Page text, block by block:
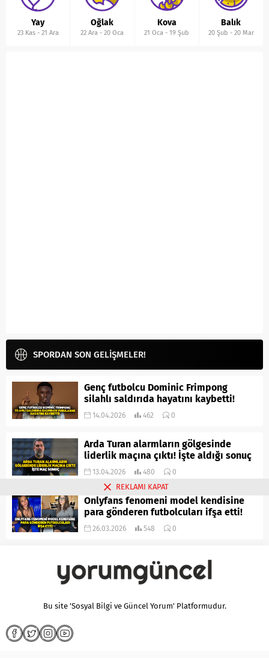
Yay
23 Kas- 21 Ara
Oğlak
22 Ara -20 Oca
Kova
21 Oca -19 Şub
Balık
20 Şub - 20 Mar
SPORDAN SON GELİŞMELER!
Genç futbolcu Dominic Frimpong
silahlı saldırıda hayatını kaybetti!
14.04.2026 462 0
Arda Turan alarmların gölgesinde
liderlik maçına çıktı! İşte aldığı sonuç
13.04.2026 480 0
Onlyfans fenomeni model kendisine
para gönderen futbolcuları ifşa etti!
26.03.2026 548 0
Bu site 'Sosyal Bilgi ve Güncel Yorum' Platformudur.
REKLAMI KAPAT